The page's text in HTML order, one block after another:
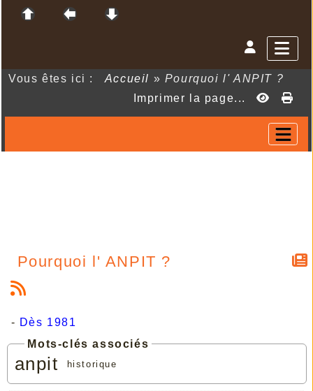
Vous êtes ici : Accueil » Pourquoi l' ANPIT ?
Imprimer la page...
Pourquoi l' ANPIT ?
- Dès 1981
Mots-clés associés
anpit historique